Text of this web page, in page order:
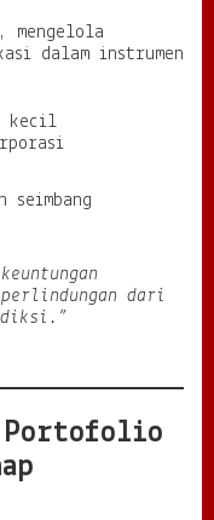
mengelola
dalam instrumen
kecil
dari
Portofolio